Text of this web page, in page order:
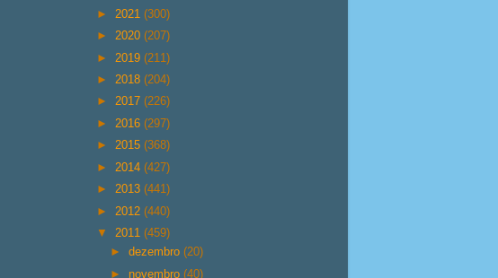
► 2021 (300)
► 2020 (207)
► 2019 (211)
► 2018 (204)
► 2017 (226)
► 2016 (297)
► 2015 (368)
► 2014 (427)
► 2013 (441)
► 2012 (440)
▼ 2011 (459)
►dezembro(20)
► novembro(40)